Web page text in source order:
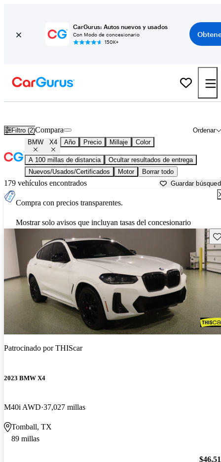
CarGurus: Autos nuevos y usados
Con Modo de concesionario
150K+
Filtro (2) Ordenar
Compara
BMW X4 Año Precio Millaje Color
A 100 millas de distancia
Ocultar resultados de entrega
Nuevos/Usados/Certificados
Motor Borrar todo
179 vehículos encontrados Guardar
Compra con precios transparentes.
Mostrar solo avisos que incluyan tasas del concesionario
Patrocinado porTHIScar
2023 BMW X4
M40i AWD 37,027 millas
Tomball, TX
89 millas